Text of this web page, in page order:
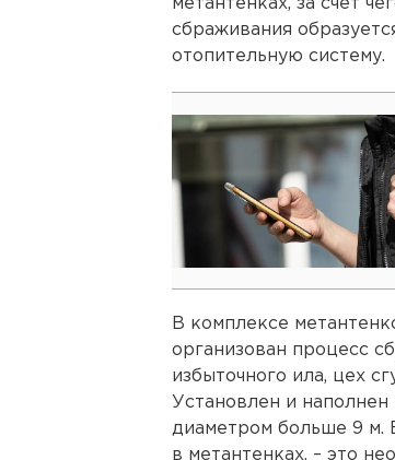
метантенках, за счет
сбраживания
отопительную систему.
В комплексе
организован процесс
избыточного ила, цех
Установлен и
диаметром больше 9 м.
в метантенках, – это